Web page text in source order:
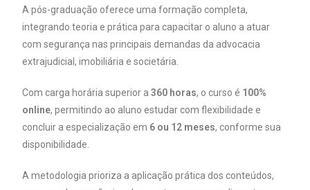
A pós-graduação oferece uma formação completa,
integrando teoria e prática para capacitar o aluno a atuar
com segurança nas principais demandas da advocacia
extrajudicial, imobiliária e societária.
Com carga horária superior a360 horas, o curso é 100%
online, permitindo ao aluno estudar com flexibilidade e
concluir a especialização em 6 ou 12 meses, conforme sua
disponibilidade.
A metodologia prioriza a aplicação prática dos conteúdos,